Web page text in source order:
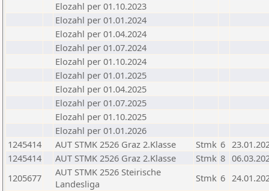
Elozahl per 01.10.2023
Elozahl per 01.01.2024
Elozahl per 01.04.2024
Elozahl per 01.07.2024
Elozahl per 01.10.2024
Elozahl per 01.01.2025
Elozahl per 01.04.2025
Elozahl per 01.07.2025
Elozahl per 01.10.2025
Elozahl per 01.01.2026
1245414
AUT STMK 2526 Graz 2.Klasse Stmk 6
1245414
AUT STMK 2526 Graz 2.Klasse Stmk 8
1205677
AUT STMK 2526 Steirische
Landesliga
Stmk 6